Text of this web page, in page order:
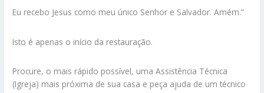
Eu recebo Jesus como meu único Senhor e Salvador. Amém.”
Isto é apenas o início da restauração.
Procure, o mais rápido possível, uma Assistência Técnica
(Igreja) mais próxima de sua casa e peça ajuda de um técnico